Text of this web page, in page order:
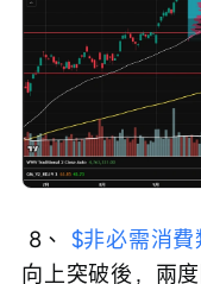
8、 $非必需消費
向上突破後，兩